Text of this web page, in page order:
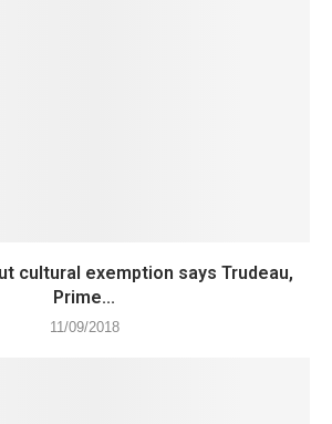
cultural exemption says Trudeau,
Prime...
11/09/2018